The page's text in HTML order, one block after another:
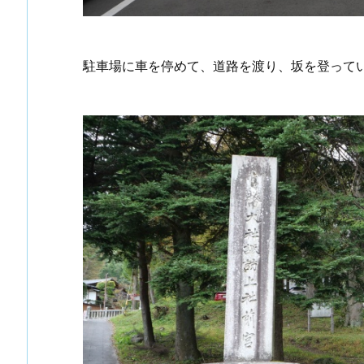
駐車場に車を停めて、道路を渡り、坂を登って